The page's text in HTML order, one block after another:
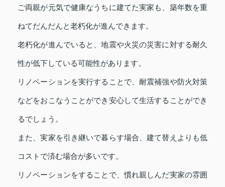
ご両親が元気で健康なうちに建てた実家も、築年数を重
ねてだんだんと老朽化が進んできます。
老朽化が進んでいると、地震や火災の災害に対する耐久
性が低下している可能性があります。
リノベーションを実行することで、耐震補強や防火対策
などをおこなうことができ安心して生活することができ
るでしょう。
また、実家を引き継いで暮らす場合、建て替えよりも低
コストで済む場合が多いです。
リノベーションをすることで、慣れ親しんだ実家の雰囲